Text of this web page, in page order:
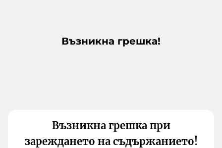
Възникна грешка!
Възникна грешка при
зареждането на съдържанието!